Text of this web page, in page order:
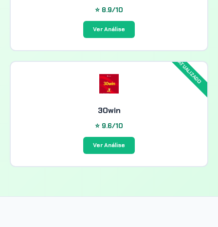
⭐ 8.9/10
Ver Análise
30win
⭐ 9.6/10
Ver Análise